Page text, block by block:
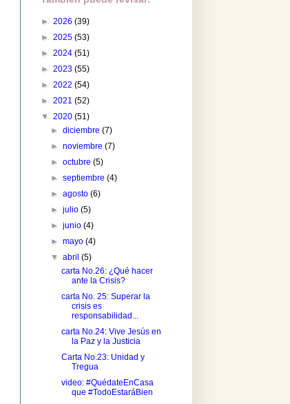
► 2026 (39)
► 2025 (53)
► 2024 (51)
► 2023 (55)
► 2022 (54)
► 2021 (52)
▼ 2020 (51)
►diciembre(7)
►noviembre(7)
►octubre(5)
►septiembre(4)
►agosto(6)
►julio(5)
►junio(4)
►mayo(4)
▼abril(5)
carta No.26: ¿Qué hacer
ante la Crisis?
carta No. 25: Superar la
crisis es
responsabilidad...
carta No.24: Vive Jesús en
la Paz y la Justicia
Carta No.23: Unidad y
Tregua
video: #QuédateEnCasa
que #TodoEstaráBien